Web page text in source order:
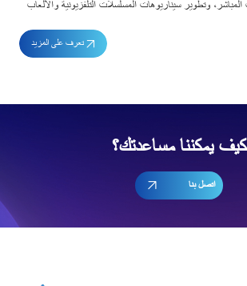
تعرف على المزيد
كيف يمكننا مساعدتك؟
اتصل بنا